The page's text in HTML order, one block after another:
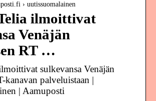
› uutissuomalainen
ilmoittivat
Venäjän
RT …
sulkevansa Venäjän
kanavan palveluistaan |
| Aamuposti